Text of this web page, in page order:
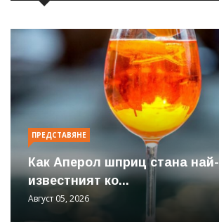
ПРЕДСТАВЯНЕ
Как Аперол шприц стана най-
известният ко...
Август 05, 2026